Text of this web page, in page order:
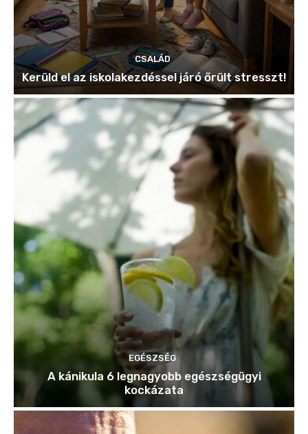
CSALÁD
Kerüld el az iskolakezdéssel járó őrült stresszt!
EGÉSZSÉG
A kánikula 6 legnagyobb egészségügyi
kockázata